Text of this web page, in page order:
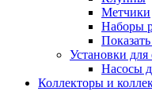
Метчики
Наборы
Установки для
Насосы
Коллекторы и